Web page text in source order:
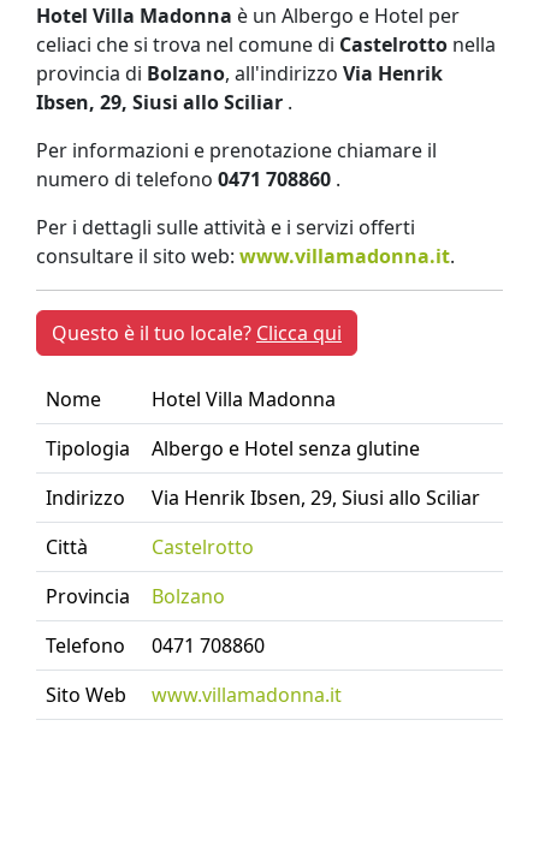
Hotel Villa Madonna è un Albergo e Hotel per
celiaci che si trova nel comune di Castelrotto nella
provincia di Bolzano, all'indirizzo Via Henrik
Ibsen, 29, Siusi allo Sciliar .
Per informazioni e prenotazione chiamare il
numero di telefono 0471 708860 .
Per i dettagli sulle attività e i servizi offerti
consultare il sito web: www.villamadonna.it.
Questo è il tuo locale? Clicca qui
Nome
Hotel Villa Madonna
Tipologia
Albergo e Hotel senza glutine
Indirizzo
Via Henrik Ibsen, 29, Siusi allo Sciliar
Città
Castelrotto
Provincia
Bolzano
Telefono
0471 708860
Sito Web
www.villamadonna.it